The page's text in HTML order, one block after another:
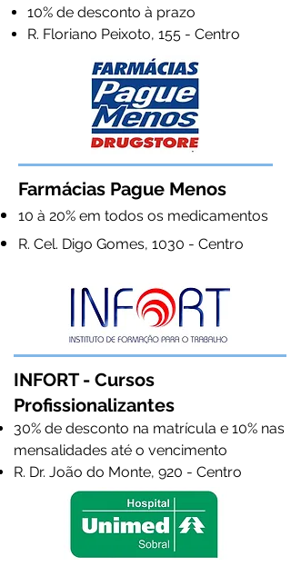
10% de desconto à prazo
R. Floriano Peixoto, 155 - Centro
Farmácias Pague Menos
10 à 20% em todos os medicamentos
R. Cel. Digo Gomes, 1030 - Centro
INFORT - Cursos
Profissionalizantes
30% de desconto na matrícula e 10% nas
mensalidades até o vencimento
R. Dr. João do Monte, 920 - Centro